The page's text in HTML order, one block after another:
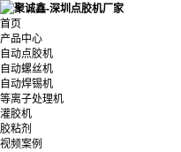
首页
产品中心
自动点胶机
自动螺丝机
自动焊锡机
等离子处理机
灌胶机
胶粘剂
视频案例